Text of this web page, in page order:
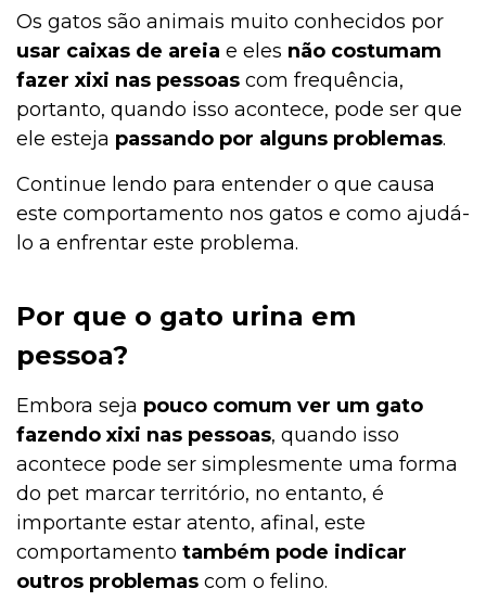
Os gatos são animais muito conhecidos por
usar caixas de areia e eles não costumam
fazer xixi nas pessoas com frequência,
portanto, quando isso acontece, pode ser que
ele esteja passando por alguns problemas.
Continue lendo para entender o que causa
este comportamento nos gatos e como ajudá-
lo a enfrentar este problema.
Por que o gato urina em
pessoa?
Embora seja pouco comum ver um gato
fazendo xixi nas pessoas, quando isso
acontece pode ser simplesmente uma forma
do pet marcar território, no entanto, é
importante estar atento, afinal, este
comportamento também pode indicar
outros problemas com o felino.